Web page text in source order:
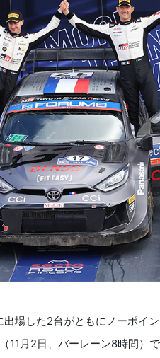
場した2台がともにノーポイ
11月2日、バーレーン8時間）